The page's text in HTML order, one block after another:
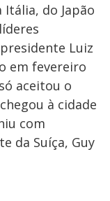
Itália, do Japão
Luiz
em fevereiro
aceitou o
à cidade
com
da Suíça, Guy